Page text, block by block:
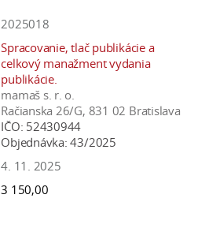
2025018
Spracovanie, tlač publikácie a
celkový manažment vydania
publikácie.
mamaš s. r. o.
Račianska 26/G, 831 02 Bratislava
IČO: 52430944
Objednávka: 43/2025
4. 11. 2025
3 150,00